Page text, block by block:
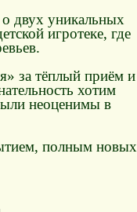
двух уникальных
игротеке, где
за тёплый приём и
хотим
неоценимы в
полным новых